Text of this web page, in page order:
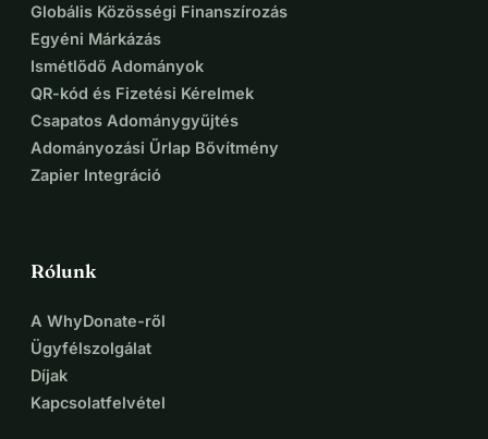
Globális Közösségi Finanszírozás
Egyéni Márkázás
Ismétlődő Adományok
QR-kód és Fizetési Kérelmek
Csapatos Adománygyűjtés
Adományozási Űrlap Bővítmény
Zapier Integráció
Rólunk
A WhyDonate-ről
Ügyfélszolgálat
Díjak
Kapcsolatfelvétel